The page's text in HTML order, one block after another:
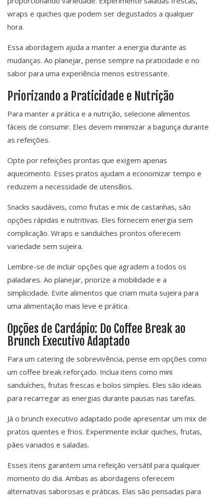
wraps e quiches que podem ser degustados a qualquer
hora.
Essa abordagem ajuda a manter a energia durante as
mudanças. Ao planejar, pense sempre na praticidade e no
sabor para uma experiência menos estressante.
Priorizando a Praticidade e Nutrição
Para manter a prática e a nutrição, selecione alimentos
fáceis de consumir. Eles devem minimizar a bagunça durante
as refeições.
Opte por refeições prontas que exigem apenas
aquecimento. Esses pratos ajudam a economizar tempo e
reduzem a necessidade de utensílios.
Snacks saudáveis, como frutas e mix de castanhas, são
opções rápidas e nutritivas. Eles fornecem energia sem
complicação. Wraps e sanduíches prontos oferecem
variedade sem sujeira.
Lembre-se de incluir opções que agradem a todos os
paladares. Ao planejar, priorize a mobilidade e a
simplicidade. Evite alimentos que criam muita sujeira para
uma alimentação mais leve e prática.
Opções de Cardápio: Do Coffee Break ao
Brunch Executivo Adaptado
Para um catering de sobrevivência, pense em opções como
um coffee break reforçado. Inclua itens como mini
sanduíches, frutas frescas e bolos simples. Eles são ideais
para recarregar as energias durante pausas nas tarefas.
Já o brunch executivo adaptado pode apresentar um mix de
pratos quentes e frios. Experimente incluir quiches, frutas,
pães variados e saladas.
Esses itens garantem uma refeição versátil para qualquer
momento do dia. Ambas as abordagens oferecem
alternativas saborosas e práticas. Elas são pensadas para